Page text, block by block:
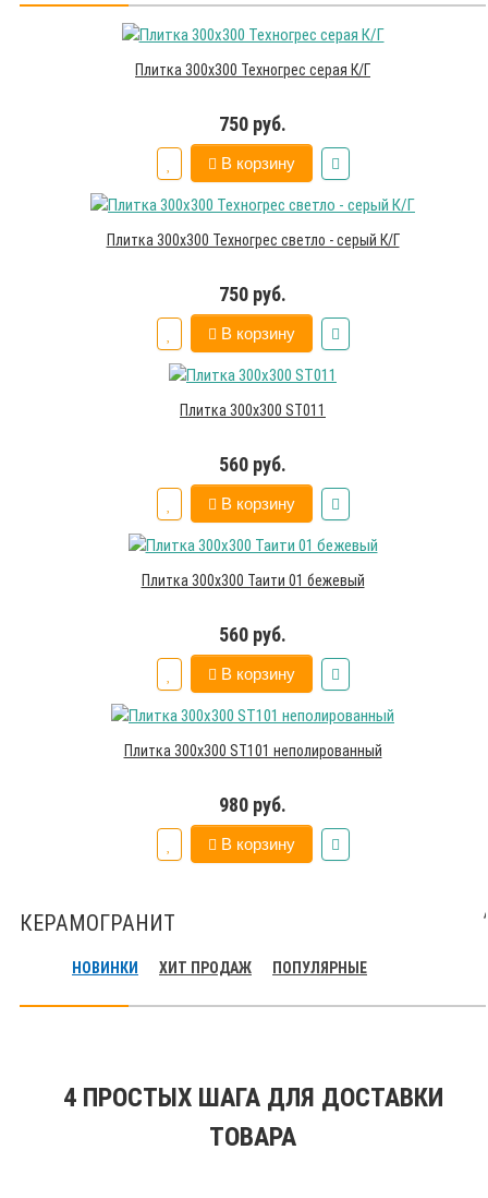
Плитка 300х300 Техногрес серая К/Г
750 руб.
В корзину
Плитка 300х300 Техногрес светло - серый К/Г
750 руб.
В корзину
Плитка 300х300 ST011
560 руб.
В корзину
Плитка 300х300 Таити 01 бежевый
560 руб.
В корзину
Плитка 300х300 ST101 неполированный
980 руб.
В корзину
КЕРАМОГРАНИТ
НОВИНКИ ХИТ ПРОДАЖ ПОПУЛЯРНЫЕ
4 ПРОСТЫХ ШАГА ДЛЯ ДОСТАВКИ
ТОВАРА